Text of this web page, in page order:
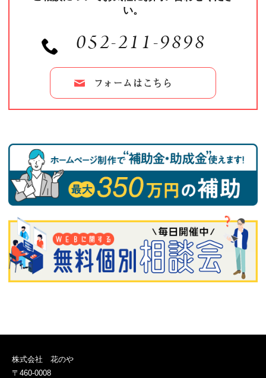
い。
052-211-9898
フォームはこちら
株式会社 花のや
〒460-0008